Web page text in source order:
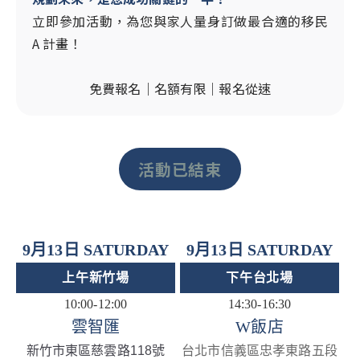
立即參加活動，為您與家人量身訂做最合適的移民
A 計畫！
免費報名｜名額有限｜報名從速
活動已結束
9月13日 SATURDAY
上午新竹場
10:00-12:00
雲智匯
新竹市東區慈雲路118號
9月13日 SATURDAY
下午台北場
14:30-16:30
W飯店
台北市信義區忠孝東路五段